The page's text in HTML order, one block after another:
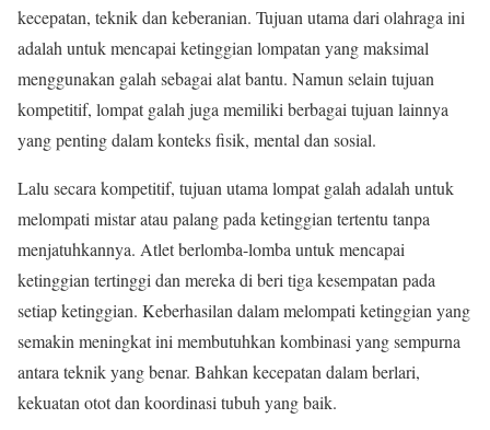
kecepatan, teknik dan keberanian. Tujuan utama dari olahraga ini
adalah untuk mencapai ketinggian lompatan yang maksimal
menggunakan galah sebagai alat bantu. Namun selain tujuan
kompetitif, lompat galah juga memiliki berbagai tujuan lainnya
yang penting dalam konteks fisik, mental dan sosial.
Lalu secara kompetitif, tujuan utama lompat galah adalah untuk
melompati mistar atau palang pada ketinggian tertentu tanpa
menjatuhkannya. Atlet berlomba-lomba untuk mencapai
ketinggian tertinggi dan mereka di beri tiga kesempatan pada
setiap ketinggian. Keberhasilan dalam melompati ketinggian yang
semakin meningkat ini membutuhkan kombinasi yang sempurna
antara teknik yang benar. Bahkan kecepatan dalam berlari,
kekuatan otot dan koordinasi tubuh yang baik.